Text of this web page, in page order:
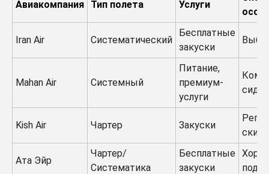
Авиакомпания Тип полета Услуги
Iran Air Систематический
Бесплатные
закуски
Mahan Air Системный
Питание,
премиум-
услуги
Kish Air Чартер Закуски
Ата Эйр
Чартер/
Систематика
Бесплатные
закуски